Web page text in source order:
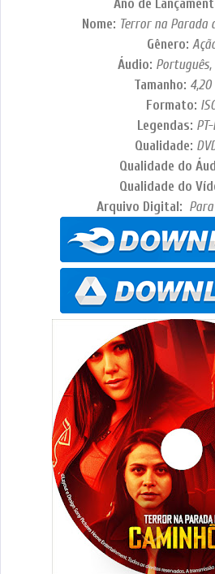
Ano de
Nome: Terror na Parada
Gênero:
Áudio:
Tamanho: 4,20
Formato:
Legendas:
Qualidade:
Qualidade do
Qualidade do
Arquivo Digital: